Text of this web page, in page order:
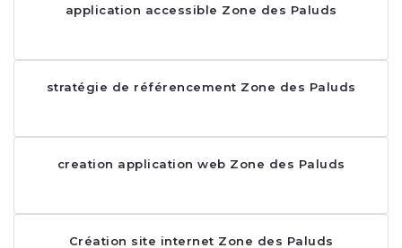
application accessible Zone des Paluds
stratégie de référencement Zone des Paluds
creation application web Zone des Paluds
Création site internet Zone des Paluds